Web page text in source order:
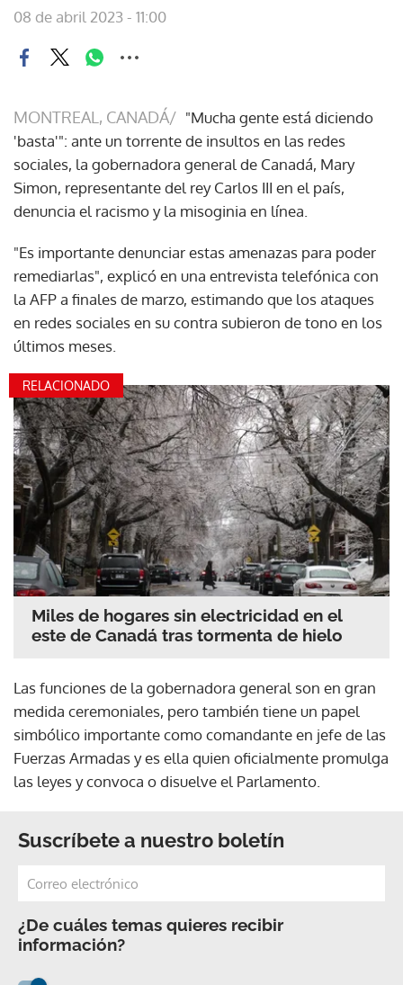
08 de abril 2023 - 11:00
MONTREAL, CANADÁ/ "Mucha gente está diciendo
'basta'": ante un torrente de insultos en las redes
sociales, la gobernadora general de Canadá, Mary
Simon, representante del rey Carlos III en el país,
denuncia el racismo y la misoginia en línea.
"Es importante denunciar estas amenazas para poder
remediarlas", explicó en una entrevista telefónica con
la AFP a finales de marzo, estimando que los ataques
en redes sociales en su contra subieron de tono en los
últimos meses.
RELACIONADO
Miles de hogares sin electricidad en el
este de Canadá tras tormenta de hielo
Las funciones de la gobernadora general son en gran
medida ceremoniales, pero también tiene un papel
simbólico importante como comandante en jefe de las
Fuerzas Armadas y es ella quien oficialmente promulga
las leyes y convoca o disuelve el Parlamento.
Suscríbete a nuestro boletín
¿De cuáles temas quieres recibir
información?